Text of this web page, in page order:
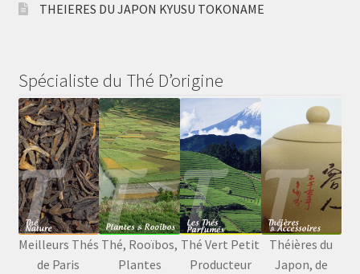
THEIERES DU JAPON KYUSU TOKONAME
Spécialiste du Thé D’origine
Meilleurs Thés
de Paris
Thé, Rooïbos,
Plantes
Thé Vert Petit
Producteur
Théières du
Japon, de